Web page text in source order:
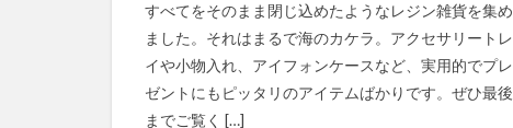
すべてをそのまま閉じ込めたようなレジン雑貨を集め
ました。それはまるで海のカケラ。アクセサリートレ
イや小物入れ、アイフォンケースなど、実用的でプレ
ゼントにもピッタリのアイテムばかりです。ぜひ最後
までご覧く […]